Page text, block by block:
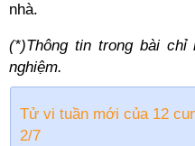
nhà.
(*)Thông tin trong bài chỉ
nghiệm.
Tử vi tuần mới của 12
2/7